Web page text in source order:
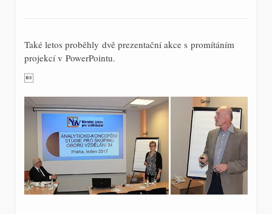
Také letos proběhly dvě prezentační akce s promítáním
projekcí v PowerPointu.
